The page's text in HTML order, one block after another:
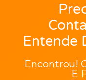
Entende
Encontrou!
E